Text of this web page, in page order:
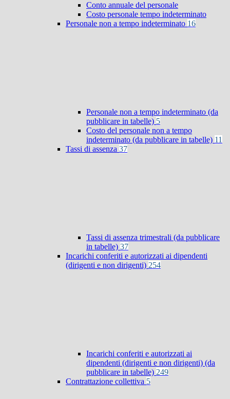
Conto annuale del personale
Costo personale tempo indeterminato
Personale non a tempo indeterminato 16
Personale non a tempo indeterminato (da
pubblicare in tabelle) 5
Costo del personale non a tempo
indeterminato (da pubblicare in tabelle) 11
Tassi di assenza 37
Tassi di assenza trimestrali (da pubblicare
in tabelle) 37
Incarichi conferiti e autorizzati ai dipendenti
(dirigenti e non dirigenti) 254
Incarichi conferiti e autorizzati ai
dipendenti (dirigenti e non dirigenti) (da
pubblicare in tabelle) 249
Contrattazione collettiva 5